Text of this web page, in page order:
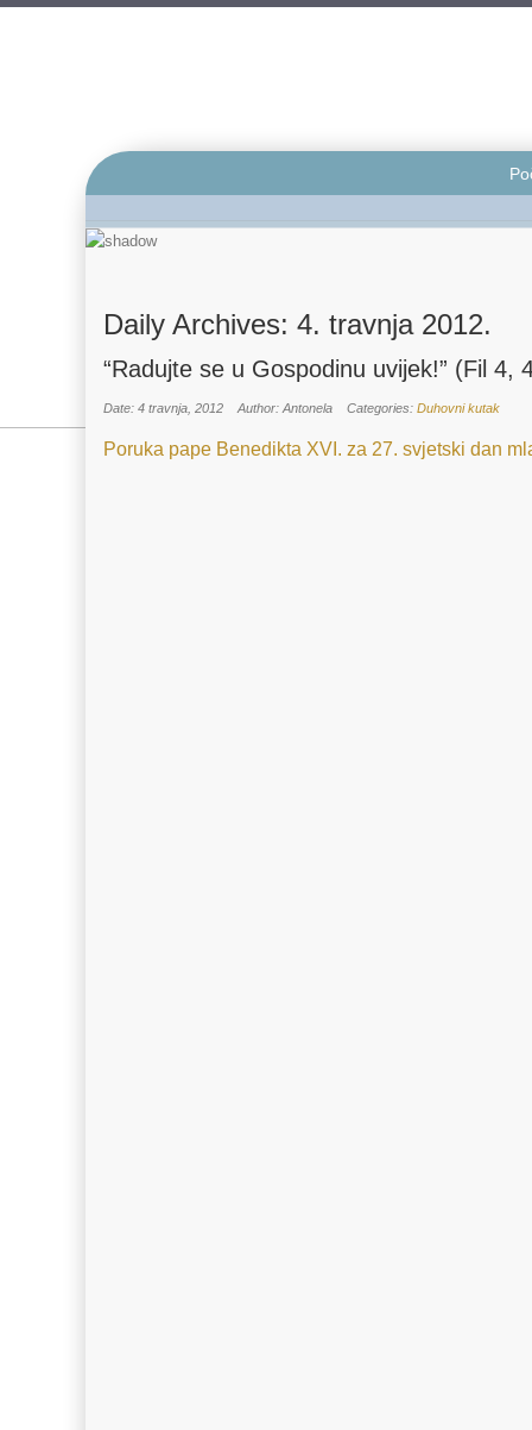
Daily Archives: 4. travnja 2012.
“Radujte se u Gospodinu uvijek!” (Fil 4,
Date: 4 travnja, 2012 Author: Antonela Categories: Duhovni kutak
Poruka pape Benedikta XVI. za 27. svjetski dan